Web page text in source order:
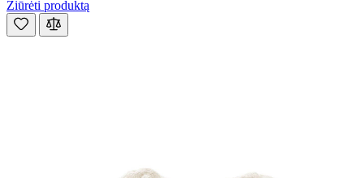
Žiūrėti produktą